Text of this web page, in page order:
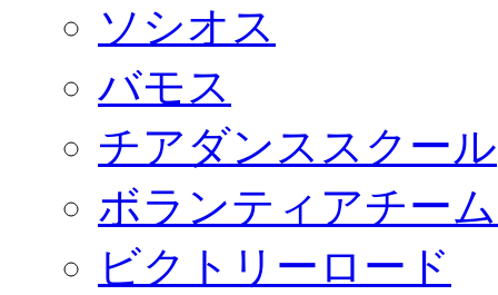
ソシオス
バモス
チアダンススクール
ボランティアチー
ビクトリーロード